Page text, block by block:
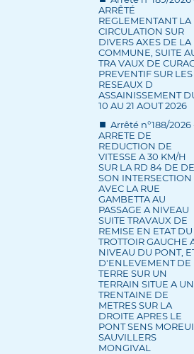
ARRÊTÉ
REGLEMENTANT LA
CIRCULATION SUR
DIVERS AXES DE LA
COMMUNE, SUITE
TRA VAUX DE
PREVENTIF SUR LES
RESEAUX D
ASSAINISSEMENT
10 AU 21 AOUT 2026
Arrêté n°188/2026
ARRETE DE
REDUCTION DE
VITESSE A 30 KM/H
SUR LA RD 84 DE DE
SON INTERSECTION
AVEC LA RUE
GAMBETTA AU
PASSAGE A NIVEAU
SUITE TRAVAUX DE
REMISE EN ETAT DU
TROTTOIR GAUCHE
NIVEAU DU PONT,
D'ENLEVEMENT DE
TERRE SUR UN
TERRAIN SITUE A
TRENTAINE DE
METRES SUR LA
DROITE APRES LE
PONT SENS
SAUVILLERS
MONGIVAL